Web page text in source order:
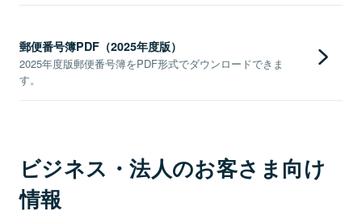
郵便番号簿PDF（2025年度版）
2025年度版郵便番号簿をPDF形式でダウンロードできま
す。
ビジネス・法人のお客さま向け
情報